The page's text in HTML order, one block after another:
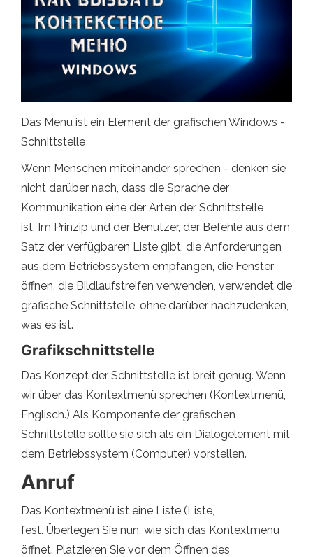
Das Menü ist ein Element der grafischen Windows -
Schnittstelle
Wenn Menschen miteinander sprechen - denken sie
nicht darüber nach, dass die Sprache der
Kommunikation eine der Arten der Schnittstelle
ist. Im Prinzip und der Benutzer, der Befehle aus dem
Satz der verfügbaren Liste gibt, die Anforderungen
aus dem Betriebssystem empfangen, die Fenster
öffnen, die Bildlaufstreifen verwenden, verwendet die
grafische Schnittstelle, ohne darüber nachzudenken,
was es ist.
Grafikschnittstelle
Das Konzept der Schnittstelle ist breit genug. Wenn
wir über das Kontextmenü sprechen (Kontextmenü,
Englisch.) Als Komponente der grafischen
Schnittstelle sollte sie sich als ein Dialogelement mit
dem Betriebssystem (Computer) vorstellen.
Anruf
Das Kontextmenü ist eine Liste (Liste,
fest. Überlegen Sie nun, wie sich das Kontextmenü
öffnet. Platzieren Sie vor dem Öffnen des